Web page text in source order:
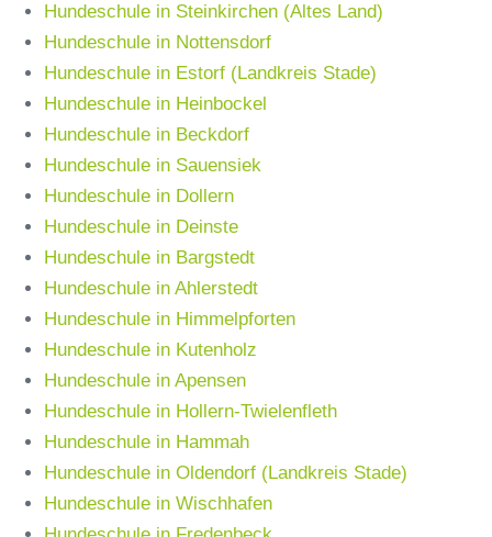
Hundeschule in Steinkirchen (Altes Land)
Hundeschule in Nottensdorf
Hundeschule in Estorf (Landkreis Stade)
Hundeschule in Heinbockel
Hundeschule in Beckdorf
Hundeschule in Sauensiek
Hundeschule in Dollern
Hundeschule in Deinste
Hundeschule in Bargstedt
Hundeschule in Ahlerstedt
Hundeschule in Himmelpforten
Hundeschule in Kutenholz
Hundeschule in Apensen
Hundeschule in Hollern-Twielenfleth
Hundeschule in Hammah
Hundeschule in Oldendorf (Landkreis Stade)
Hundeschule in Wischhafen